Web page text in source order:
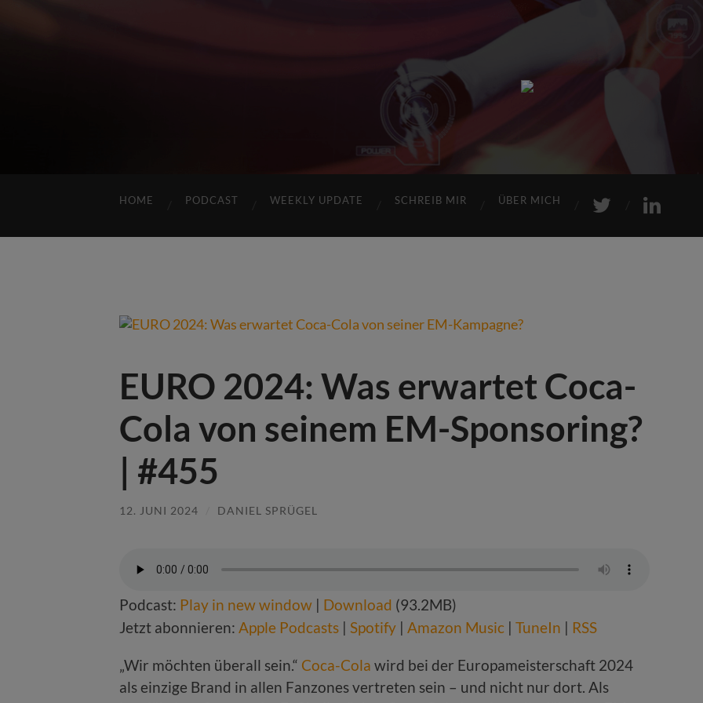
HOME PODCAST WEEKLY UPDATE SCHREIB MIR ÜBER MICH
EURO 2024: Was erwartet Coca-
Cola von seinem EM-Sponsoring?
| #455
12. JUNI 2024 DANIEL SPRÜGEL
Podcast: Play in new window | Download (93.2MB)
Jetzt abonnieren: Apple Podcasts | Spotify | Amazon Music | TuneIn | RSS
„Wir möchten überall sein.“ Coca-Cola wird bei der Europameisterschaft 2024
als einzige Brand in allen Fanzones vertreten sein – und nicht nur dort. Als